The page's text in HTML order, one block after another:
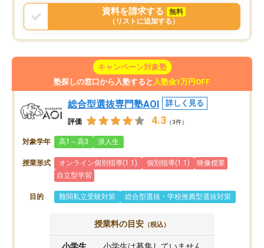
資料を請求する
無料
（リストに追加する）
キャンペーン対象塾
塾探しの窓口から入塾すると 入塾金1万円OFF
総合型選抜専門塾AOI 詳しく見る
評価 4.3 （3件）
対象学年 高1～高3 浪人生
授業形式 オンライン個別指導(1:1) 個別指導(1:1)
映像授業
自立型学習
目的 難関私立受験対策 総合型選抜・学校推薦型選抜対策
授業料の目安 （税込）
小学生 小学生は募集していません